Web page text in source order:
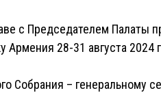
с Председателем Палаты
28-31 августа 2024
Собрания – генеральному